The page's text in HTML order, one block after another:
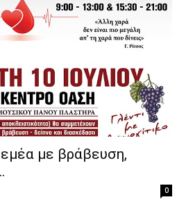
με βράβευση,
0